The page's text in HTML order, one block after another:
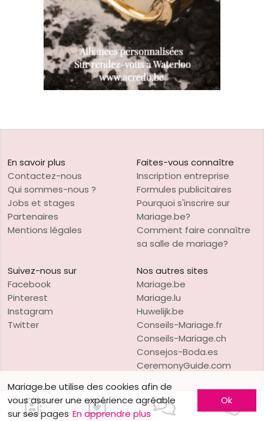
En savoir plus
Contactez-nous
Qui sommes-nous ?
Jobs et stages
Partenaires
Mentions légales
Faites-vous connaître
Inscription entreprise
Formules publicitaires
Pourquoi s'inscrire sur
Mariage.be?
Comment faire connaître
sa salle de mariage?
Suivez-nous sur
Facebook
Pinterest
Instagram
Twitter
Nos autres sites
Mariage.be
Mariage.lu
Huwelijk.be
Conseils-Mariage.fr
Conseils-Mariage.ch
Consejos-Boda.es
CeremonyGuide.com
VO PublishingCopyright © 1997-2026 Mariage.be
Mariage.be utilise des cookies afin de
vous assurer une expérience agréable
sur ses pages En apprendre plus
Ok